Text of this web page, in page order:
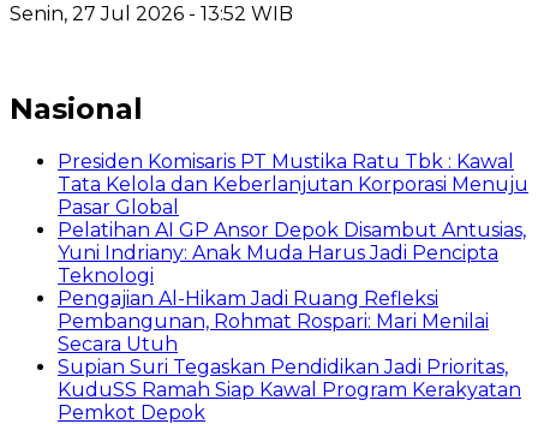
Senin, 27 Jul 2026 - 13:52 WIB
Nasional
Presiden Komisaris PT Mustika Ratu Tbk : Kawal
Tata Kelola dan Keberlanjutan Korporasi Menuju
Pasar Global
Pelatihan AI GP Ansor Depok Disambut Antusias,
Yuni Indriany: Anak Muda Harus Jadi Pencipta
Teknologi
Pengajian Al-Hikam Jadi Ruang Refleksi
Pembangunan, Rohmat Rospari: Mari Menilai
Secara Utuh
Supian Suri Tegaskan Pendidikan Jadi Prioritas,
KuduSS Ramah Siap Kawal Program Kerakyatan
Pemkot Depok